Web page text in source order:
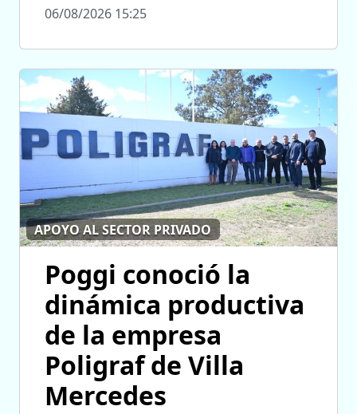
06/08/2026 15:25
APOYO AL SECTOR PRIVADO
Poggi conoció la
dinámica productiva
de la empresa
Poligraf de Villa
Mercedes